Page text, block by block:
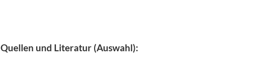
Quellen und Literatur (Auswahl):